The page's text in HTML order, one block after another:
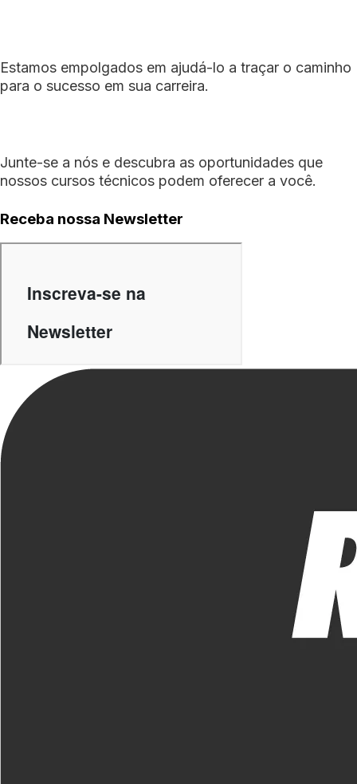
Estamos empolgados em ajudá-lo a traçar o caminho
para o sucesso em sua carreira.
Junte-se a nós e descubra as oportunidades que
nossos cursos técnicos podem oferecer a você.
Receba nossa Newsletter